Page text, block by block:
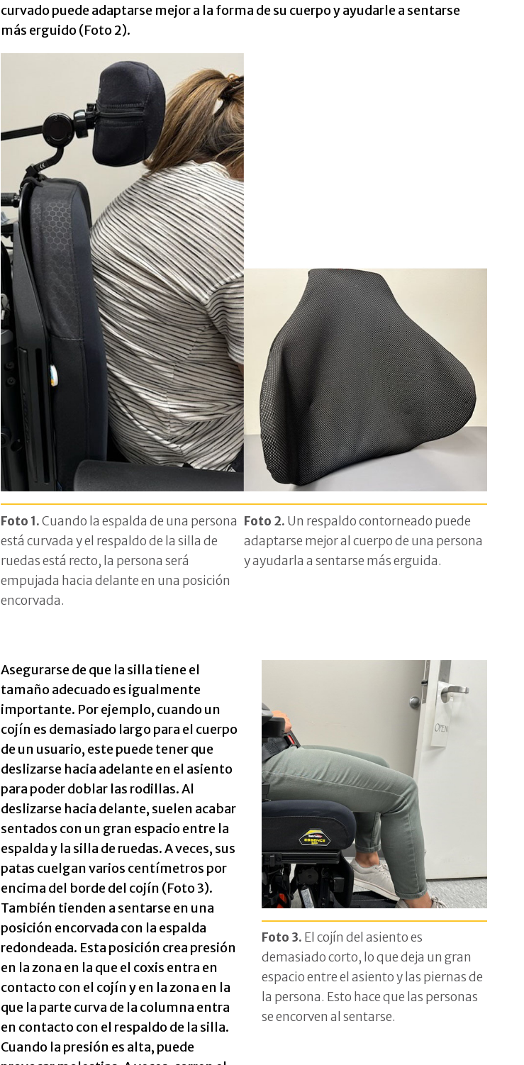
curvado puede adaptarse mejor a la forma de su cuerpo y ayudarle a sentarse
más erguido (Foto 2).
Foto 1.Cuando la espalda de una persona
está curvada y el respaldo de la silla de
ruedas está recto, la persona será
empujada hacia delante en una posición
encorvada.
Foto 2. Un respaldo contorneado puede
adaptarse mejor al cuerpo de una persona
y ayudarla a sentarse más erguida.
Foto 3. El cojín del asiento es
demasiado corto, lo que deja un gran
espacio entre el asiento y las piernas de
la persona. Esto hace que las personas
se encorven al sentarse.
Asegurarse de que la silla tiene el
tamaño adecuado es igualmente
importante. Por ejemplo, cuando un
cojín es demasiado largo para el cuerpo
de un usuario, este puede tener que
deslizarse hacia adelante en el asiento
para poder doblar las rodillas. Al
deslizarse hacia delante, suelen acabar
sentados con un gran espacio entre la
espalda y la silla de ruedas. A veces, sus
patas cuelgan varios centímetros por
encima del borde del cojín (Foto 3).
También tienden a sentarse en una
posición encorvada con la espalda
redondeada. Esta posición crea presión
en la zona en la que el coxis entra en
contacto con el cojín y en la zona en la
que la parte curva de la columna entra
en contacto con el respaldo de la silla.
Cuando la presión es alta, puede